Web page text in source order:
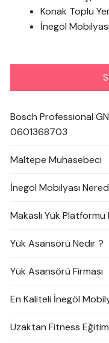
Konak Toplu
İnegöl Mobilyası
Bosch Professional
0601368703
Maltepe Muhasebeci
İnegöl Mobilyası
Makaslı Yük Platformu
Yük Asansörü Nedir ?
Yük Asansörü Firması
En Kaliteli İnegöl
Uzaktan Fitness